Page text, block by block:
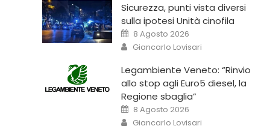
Sicurezza, punti vista diversi
sulla ipotesi Unità cinofila
8 Agosto 2026
Giancarlo Lovisari
Legambiente Veneto: “Rinvio
allo stop agli Euro5 diesel, la
Regione sbaglia”
8 Agosto 2026
Giancarlo Lovisari